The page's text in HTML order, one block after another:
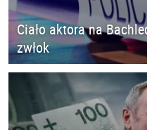
Ciało aktora na
zwłok